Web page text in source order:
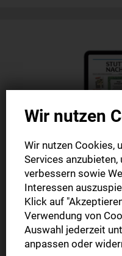
E-Paper
Wir nutzen
Wir nutzen Cookies,
Services
verbessern sowie
Interessen
Klick auf
Verwendung von
Auswahl jederzeit
anpassen oder